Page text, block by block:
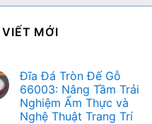
MỚI
Đĩa Đá Tròn Đế Gỗ
66003: Nâng Tầm Trải
Nghiệm Ẩm Thực và
Nghệ Thuật Trang Trí